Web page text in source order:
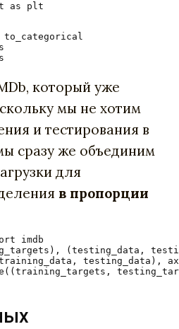
as plt
который уже
мы не хотим
и тестирования в
сразу же объединим
для
в пропорции
imdb
(testing_data,
testing_data),